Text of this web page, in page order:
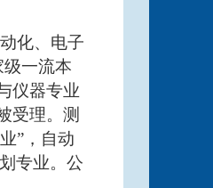
化、电子
一流本
仪器专业
受理。测
”，自动
专业。公